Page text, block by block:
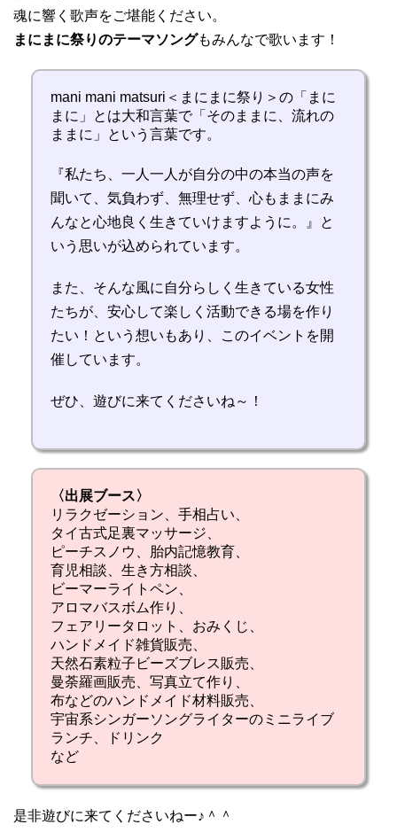
魂に響く歌声をご堪能ください。
まにまに祭りのテーマソングもみんなで歌います！
mani mani matsuri＜まにまに祭り＞の「まに
まに」とは大和言葉で「そのままに、流れの
ままに」という言葉です。
『私たち、一人一人が自分の中の本当の声を
聞いて、気負わず、無理せず、心もままにみ
んなと心地良く生きていけますように。』と
いう思いが込められています。
また、そんな風に自分らしく生きている女性
たちが、安心して楽しく活動できる場を作り
たい！という想いもあり、このイベントを開
催しています。
ぜひ、遊びに来てくださいね～！
〈出展ブース〉
リラクゼーション、手相占い、
タイ古式足裏マッサージ、
ピーチスノウ、胎内記憶教育、
育児相談、生き方相談、
ビーマーライトペン、
アロマバスボム作り、
フェアリータロット、おみくじ、
ハンドメイド雑貨販売、
天然石素粒子ビーズブレス販売、
曼荼羅画販売、写真立て作り、
布などのハンドメイド材料販売、
宇宙系シンガーソングライターのミニライブ
ランチ、ドリンク
など
是非遊びに来てくださいねー♪＾＾